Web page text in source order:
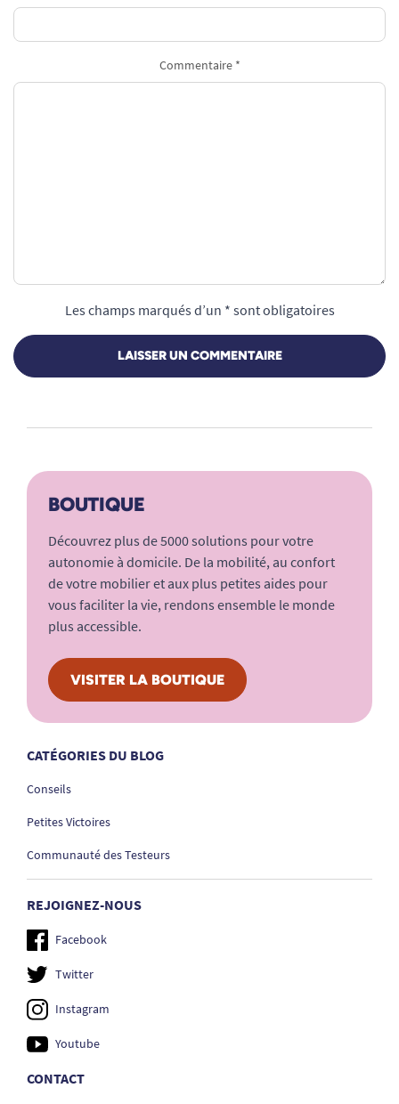
Commentaire *
Les champs marqués d’un * sont obligatoires
LAISSER UN COMMENTAIRE
BOUTIQUE
Découvrez plus de 5000 solutions pour votre
autonomie à domicile. De la mobilité, au confort
de votre mobilier et aux plus petites aides pour
vous faciliter la vie, rendons ensemble le monde
plus accessible.
VISITER LA BOUTIQUE
CATÉGORIES DU BLOG
Conseils
Petites Victoires
Communauté des Testeurs
REJOIGNEZ-NOUS
Facebook
Twitter
Instagram
Youtube
CONTACT